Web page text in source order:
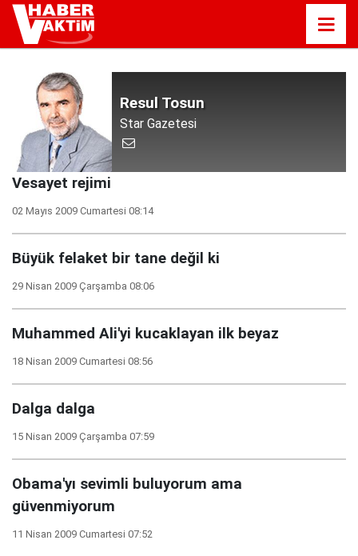
Resul Tosun
Star Gazetesi
Vesayet rejimi
02 Mayıs 2009 Cumartesi 08:14
Büyük felaket bir tane değil ki
29 Nisan 2009 Çarşamba 08:06
Muhammed Ali'yi kucaklayan ilk beyaz
18 Nisan 2009 Cumartesi 08:56
Dalga dalga
15 Nisan 2009 Çarşamba 07:59
Obama'yı sevimli buluyorum ama
güvenmiyorum
11 Nisan 2009 Cumartesi 07:52